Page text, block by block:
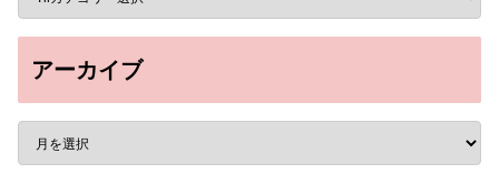
アーカイブ